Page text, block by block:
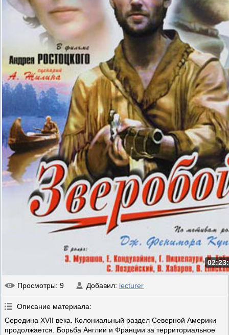
Просмотры: 9 Добавил: lecturer
Описание материала:
Середина XVII века. Колониальный раздел Северной Америки
продолжается. Борьба Англии и Франции за территориальное